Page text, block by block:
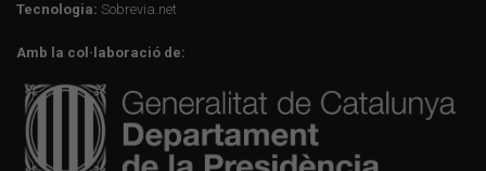
Tecnologia: Sobrevia.net
Amb la col·laboració de: